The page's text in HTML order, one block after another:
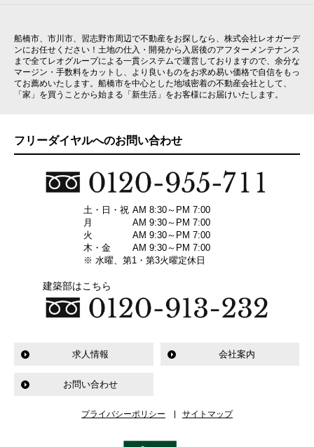
船橋市、市川市、習志野市周辺で不動産をお探しなら、株式会社レオガーデ
ンにお任せください！土地の仕入・開発から入居後のアフターメンテナンス
まで全てレオグループによる一貫システムで運営しておりますので、余分な
マージン・手数料をカットし、より良いものをお求め易い価格で自信をもっ
てお薦めいたします。船橋市を中心とした地域密着の不動産会社として、
「家」を買うことから始まる「新生活」をお客様にお届けいたします。
フリーダイヤルへのお問い合わせ
土・日・祝 AM 8:30～PM 7:00
月
AM 9:30～PM 7:00
火
AM 9:30～PM 7:00
木・金
AM 9:30～PM 7:00
※ 水曜、第1・第3火曜定休日
建築部はこちら
求人情報 会社案内
お問い合わせ
プライバシーポリシー サイトマップ